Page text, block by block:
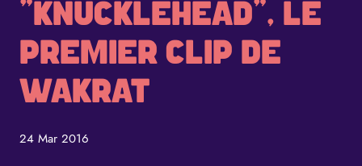
"KNUCKLEHEAD", LE
PREMIER CLIP DE
WAKRAT
24 Mar 2016